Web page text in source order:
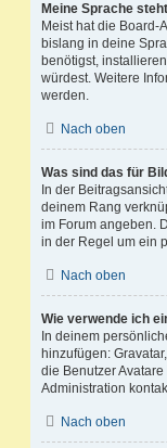
Meine Sprache
Meist hat die Board-
bislang in deine
benötigst,
würdest. Weitere
werden.
Nach oben
Was sind das für
In der
deinem Rang
im Forum angeben.
in der Regel um ein
Nach oben
Wie verwende ich
In deinem
hinzufügen:
die Benutzer
Administration
Nach oben